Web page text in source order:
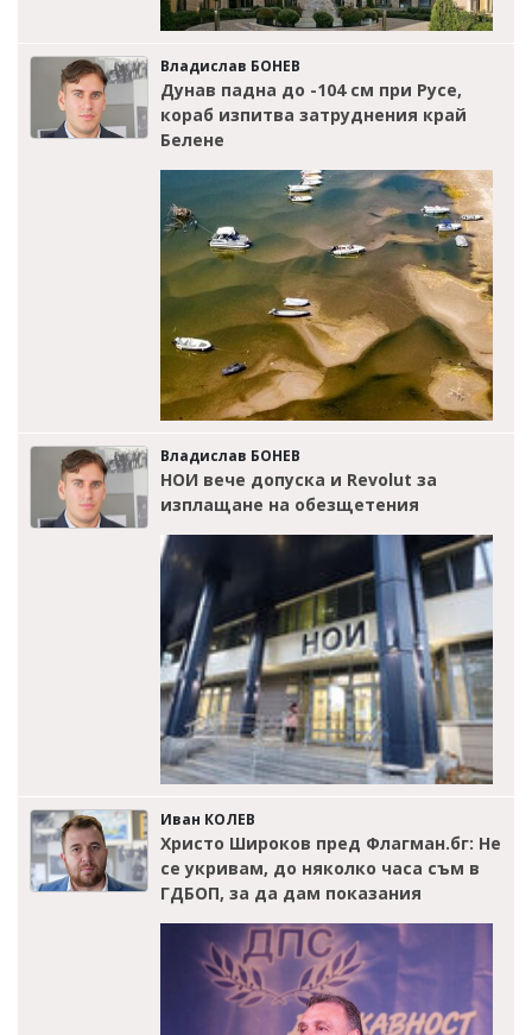
Владислав БОНЕВ
Дунав падна до -104 см при Русе,
кораб изпитва затруднения край
Белене
Владислав БОНЕВ
НОИ вече допуска и Revolut за
изплащане на обезщетения
Иван КОЛЕВ
Христо Широков пред Флагман.бг: Не
се укривам, до няколко часа съм в
ГДБОП, за да дам показания